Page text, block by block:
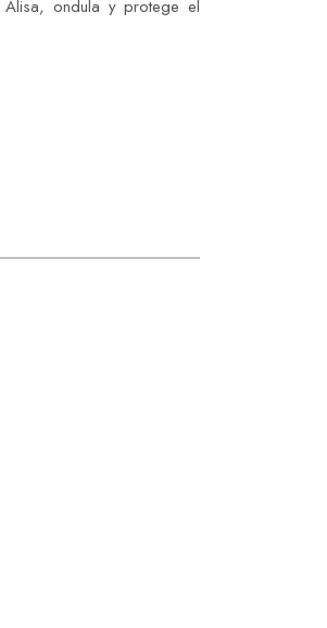
ondula y protege el